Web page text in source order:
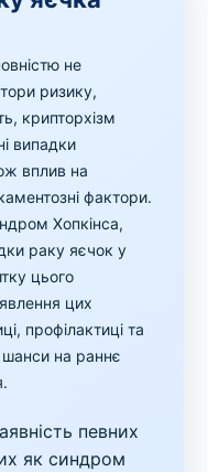
не
ризику,
крипторхізм
випадки
вплив на
фактори.
Хопкінса,
раку яєчок у
цього
цих
профілактиці та
шанси на раннє
певних
як синдром